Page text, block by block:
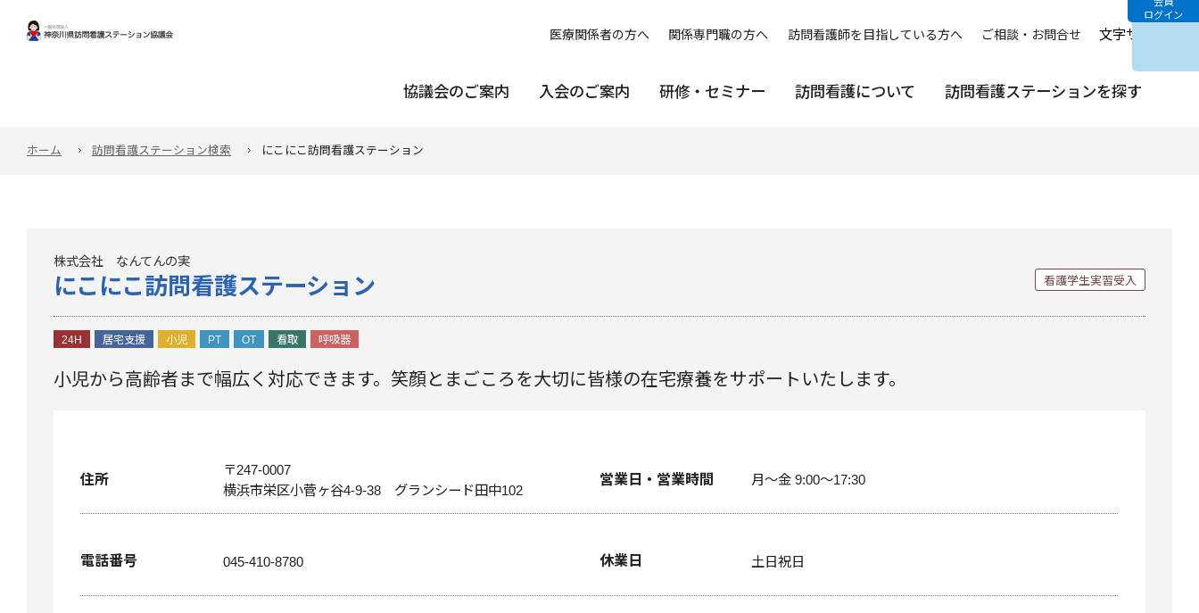
医療関係者の方へ 関係専門職の方へ 訪問看護師を目指している方へ ご相談・お問合せ 文字サイズ
ログイン
協議会のご案内 入会のご案内 研修・セミナー 訪問看護について 訪問看護ステーションを探す
ホーム 訪問看護ステーション検索 にこにこ訪問看護ステーション
株式会社 なんてんの実
にこにこ訪問看護ステーション 看護学生実習受入
24H 居宅支援 小児 PT OT 看取 呼吸器
小児から高齢者まで幅広く対応できます。笑顔とまごころを大切に皆様の在宅療養をサポートいたします。
住所
〒247-0007
横浜市栄区小菅ヶ谷4-9-38 グランシード田中102
電話番号 045-410-8780
営業日・営業時間 月～金 9:00～17:30
休業日 土日祝日